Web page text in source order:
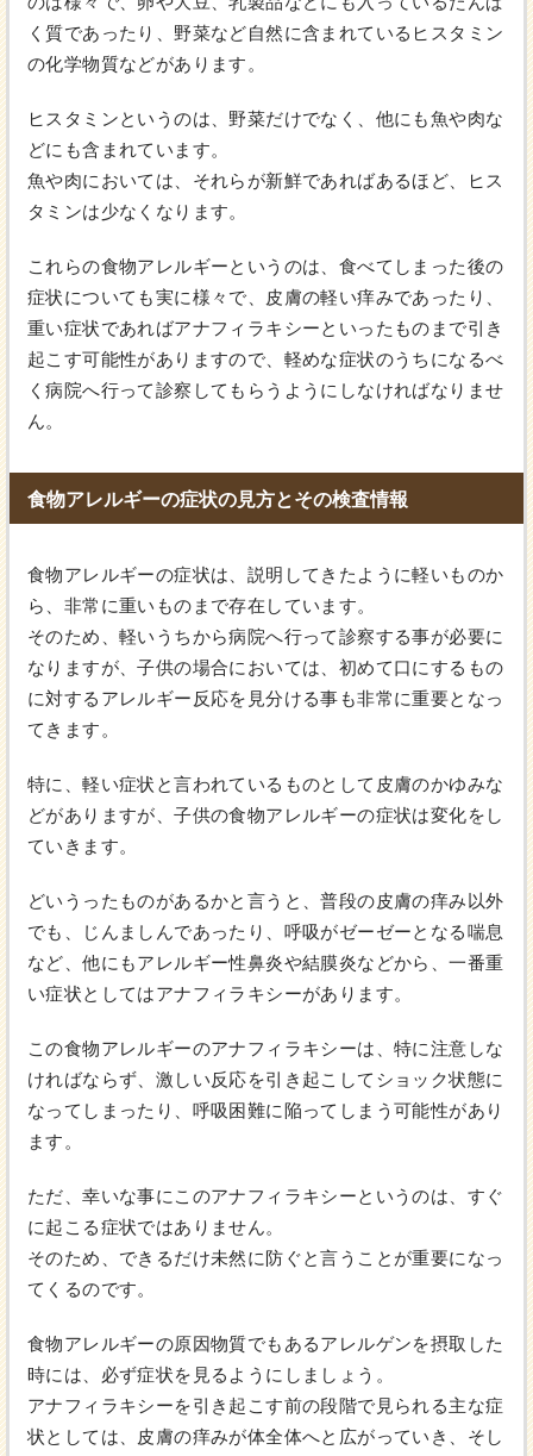
く質であったり、野菜など自然に含まれているヒスタミン
の化学物質などがあります。
ヒスタミンというのは、野菜だけでなく、他にも魚や肉な
どにも含まれています。
魚や肉においては、それらが新鮮であればあるほど、ヒス
タミンは少なくなります。
これらの食物アレルギーというのは、食べてしまった後の
症状についても実に様々で、皮膚の軽い痒みであったり、
重い症状であればアナフィラキシーといったものまで引き
起こす可能性がありますので、軽めな症状のうちになるべ
く病院へ行って診察してもらうようにしなければなりませ
ん。
食物アレルギーの症状の見方とその検査情報
食物アレルギーの症状は、説明してきたように軽いものか
ら、非常に重いものまで存在しています。
そのため、軽いうちから病院へ行って診察する事が必要に
なりますが、子供の場合においては、初めて口にするもの
に対するアレルギー反応を見分ける事も非常に重要となっ
てきます。
特に、軽い症状と言われているものとして皮膚のかゆみな
どがありますが、子供の食物アレルギーの症状は変化をし
ていきます。
どいうったものがあるかと言うと、普段の皮膚の痒み以外
でも、じんましんであったり、呼吸がゼーゼーとなる喘息
など、他にもアレルギー性鼻炎や結膜炎などから、一番重
い症状としてはアナフィラキシーがあります。
この食物アレルギーのアナフィラキシーは、特に注意しな
ければならず、激しい反応を引き起こしてショック状態に
なってしまったり、呼吸困難に陥ってしまう可能性があり
ます。
ただ、幸いな事にこのアナフィラキシーというのは、すぐ
に起こる症状ではありません。
そのため、できるだけ未然に防ぐと言うことが重要になっ
てくるのです。
食物アレルギーの原因物質でもあるアレルゲンを摂取した
時には、必ず症状を見るようにしましょう。
アナフィラキシーを引き起こす前の段階で見られる主な症
状としては、皮膚の痒みが体全体へと広がっていき、そし